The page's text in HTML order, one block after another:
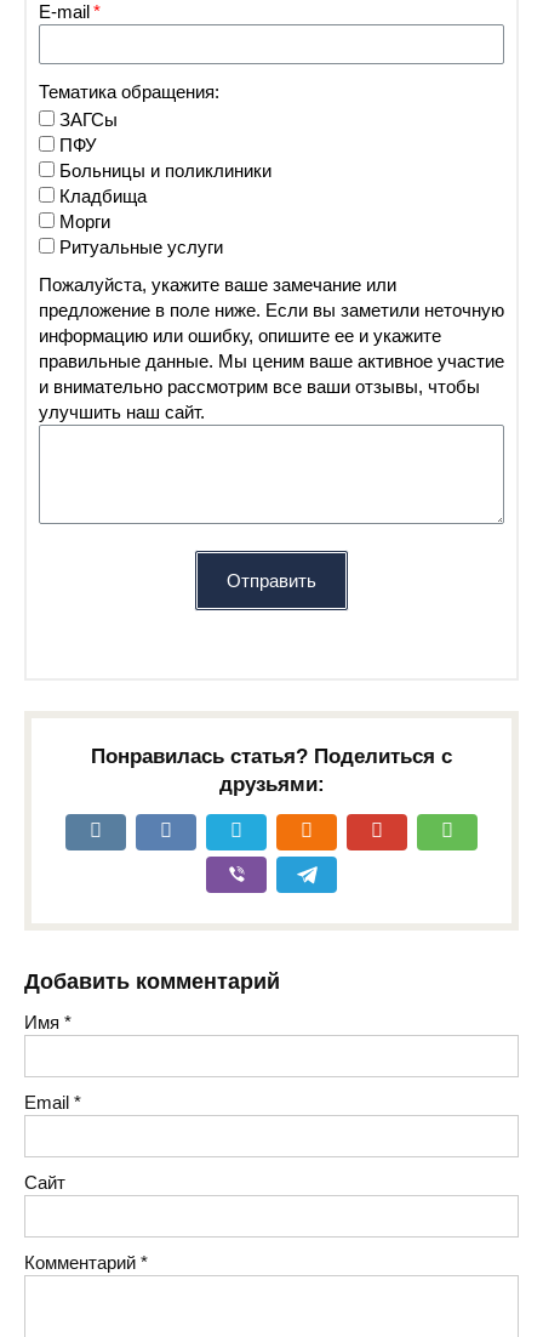
E-mail
Тематика обращения:
ЗАГСы
ПФУ
Больницы и поликлиники
Кладбища
Морги
Ритуальные услуги
Пожалуйста, укажите ваше замечание или
предложение в поле ниже. Если вы заметили неточную
информацию или ошибку, опишите ее и укажите
правильные данные. Мы ценим ваше активное участие
и внимательно рассмотрим все ваши отзывы, чтобы
улучшить наш сайт.
Отправить
Понравилась статья? Поделиться с
друзьями:
Добавить комментарий
Имя *
Email *
Сайт
Комментарий *